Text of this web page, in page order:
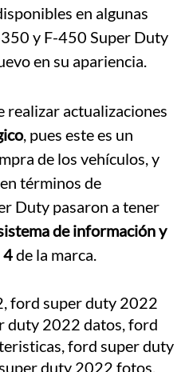
en algunas
y F-450 Super Duty
en su apariencia.
actualizaciones
, pues este es un
de los vehículos, y
términos de
Duty pasaron a tener
de información y
4de la marca.